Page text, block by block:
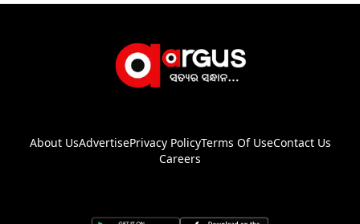
About UsAdvertisePrivacy PolicyTerms Of UseContact Us
Careers